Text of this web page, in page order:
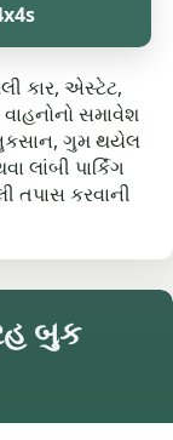
કાર, એસ્ટેટ,
સમાવેશ
ગુમ થયેલ
લાંબી પાર્કિંગ
તપાસ કરવાની
બુક